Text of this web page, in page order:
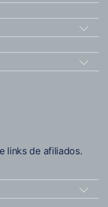
links de afiliados.